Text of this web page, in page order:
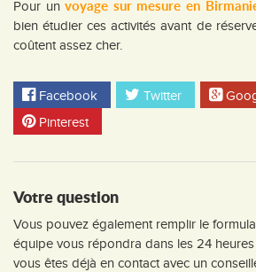
Pour unvoyage sur mesure en
bien étudier ces activités avant de
coûtent assez cher.
Facebook Twitter
Pinterest
Votre question
Vous pouvez également remplir le
équipe vous répondra dans les 24
vous êtes déjà en contact avec un